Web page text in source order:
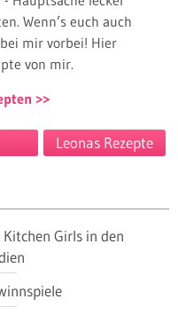
Wenn’s euch auch
mir vorbei! Hier
von mir.
Leonas Rezepte
Kitchen Girls in den